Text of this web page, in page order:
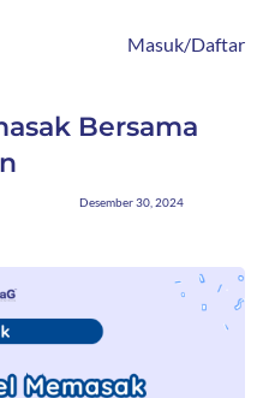
Masuk/Daftar
Bersama
Desember 30, 2024